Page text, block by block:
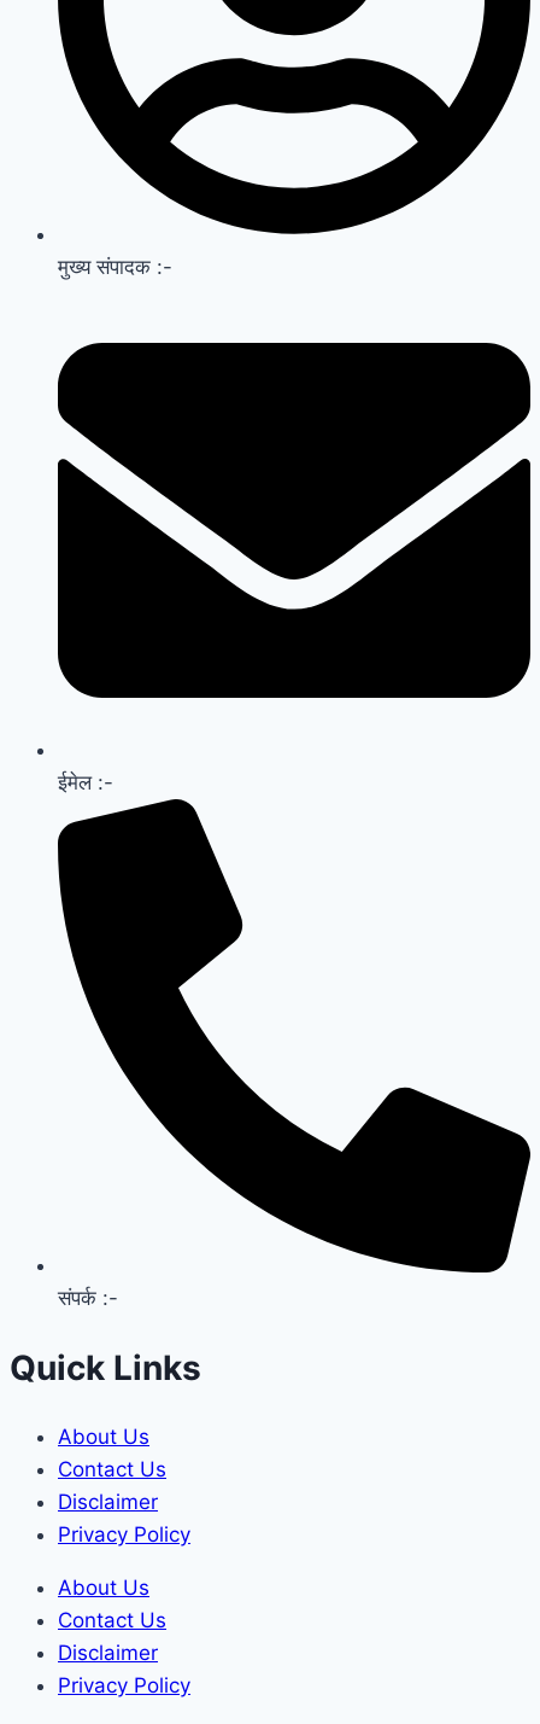
मुख्य संपादक :-
ईमेल :-
संपर्क :-
Quick Links
About Us
Contact Us
Disclaimer
Privacy Policy
About Us
Contact Us
Disclaimer
Privacy Policy